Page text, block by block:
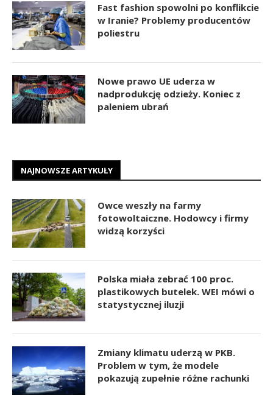
Fast fashion spowolni po konflikcie
w Iranie? Problemy producentów
poliestru
Nowe prawo UE uderza w
nadprodukcję odzieży. Koniec z
paleniem ubrań
NAJNOWSZE ARTYKUŁY
Owce weszły na farmy
fotowoltaiczne. Hodowcy i firmy
widzą korzyści
Polska miała zebrać 100 proc.
plastikowych butelek. WEI mówi o
statystycznej iluzji
Zmiany klimatu uderzą w PKB.
Problem w tym, że modele
pokazują zupełnie różne rachunki